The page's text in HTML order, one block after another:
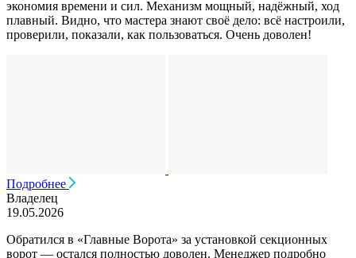
экономия времени и сил. Механизм мощный, надёжный, ход
плавный. Видно, что мастера знают своё дело: всё настроили,
проверили, показали, как пользоваться. Очень доволен!
Подробнее
Владелец
19.05.2026
Обратился в «Главные Ворота» за установкой секционных
ворот — остался полностью доволен. Менеджер подробно